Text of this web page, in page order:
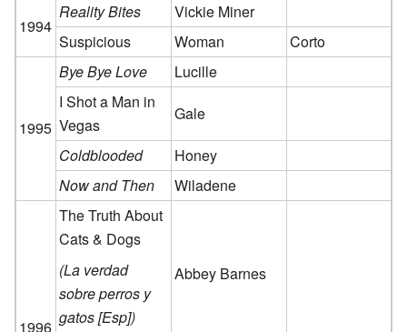
1994
Reality Bites
Vickie Miner
Suspicious
Woman Corto
1995
Bye Bye Love
Lucille
I Shot a Man in
Vegas
Gale
Coldblooded
Honey
Now and Then
Wiladene
1996
The Truth About
Cats & Dogs
(La verdad
sobre perros y
gatos [Esp])
Abbey Barnes